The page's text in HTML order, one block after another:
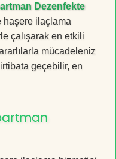
Dezenfekte
haşere ilaçlama
çalışarak en etkili
mücadeleniz
geçebilir, en